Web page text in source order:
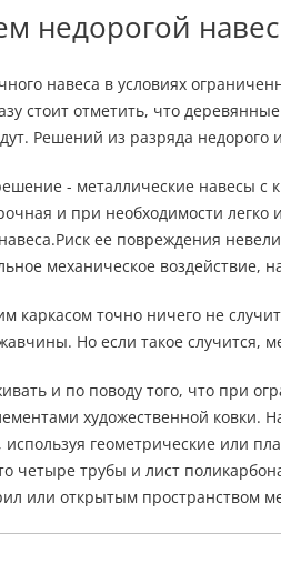
недорогой
навеса в условиях
стоит отметить, что
Решений из разряда недорого
- металлические навесы с
и при необходимости легко
ее повреждения
механическое воздействие,
каркасом точно ничего не
Но если такое случится,
и по поводу того, что при
художественной ковки.
геометрические или
четыре трубы и лист
или открытым пространством